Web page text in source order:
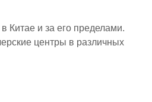
Китае и за его пределами.
центры в различных